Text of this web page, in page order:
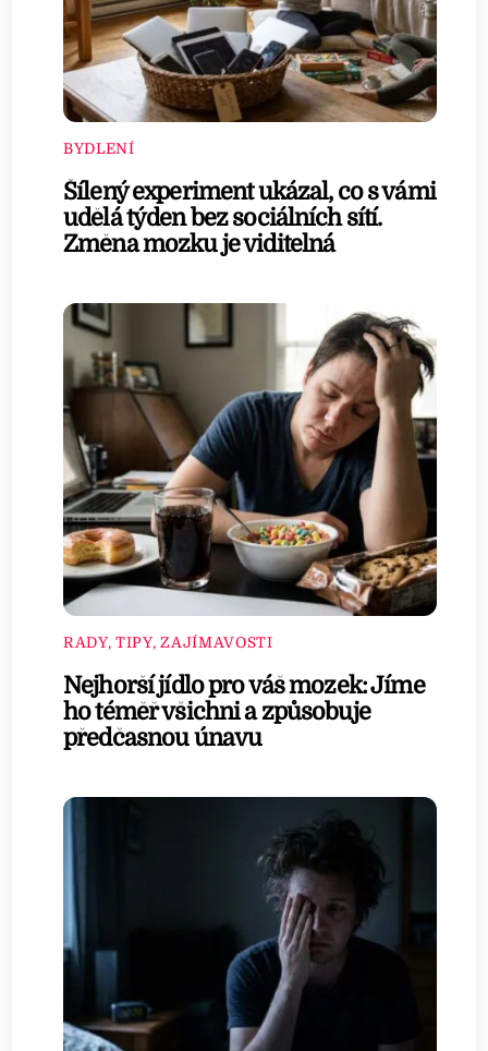
BYDLENÍ
Šílený experiment ukázal, co s vámi
udělá týden bez sociálních sítí.
Změna mozku je viditelná
RADY, TIPY, ZAJÍMAVOSTI
Nejhorší jídlo pro váš mozek: Jíme
ho téměř všichni a způsobuje
předčasnou únavu